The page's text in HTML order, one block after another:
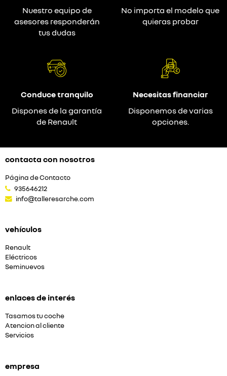
Nuestro equipo de
asesores responderán
tus dudas
No importa el modelo que
quieras probar
Conduce tranquilo
Dispones de la garantía
de Renault
Necesitas financiar
Disponemos de varias
opciones.
contacta con nosotros
Página de Contacto
935646212
info@talleresarche.com
vehículos
Renault
Eléctricos
Seminuevos
enlaces de interés
Tasamos tu coche
Atencion al cliente
Servicios
empresa